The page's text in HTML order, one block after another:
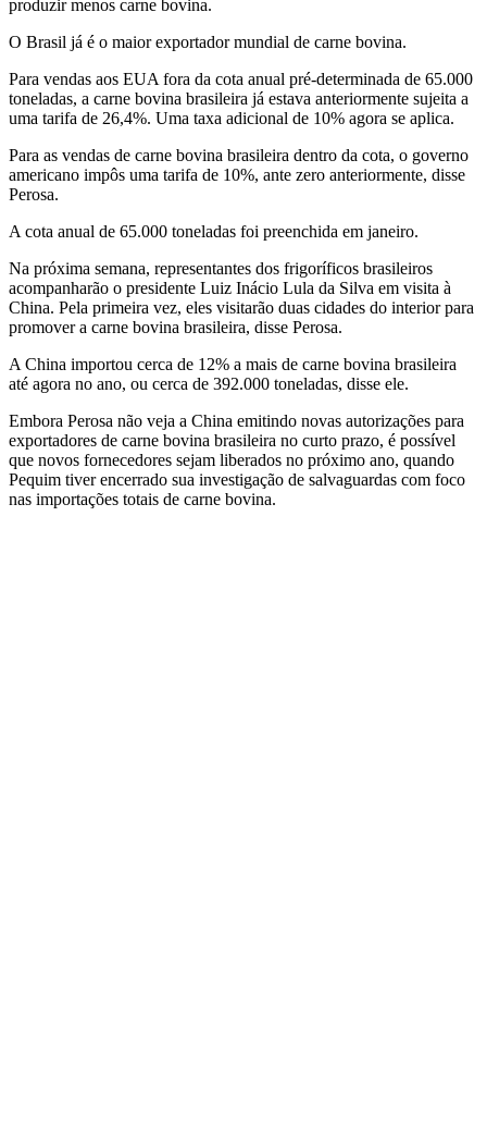
produzir menos carne bovina.
O Brasil já é o maior exportador mundial de carne bovina.
Para vendas aos EUA fora da cota anual pré-determinada de 65.000
toneladas, a carne bovina brasileira já estava anteriormente sujeita a
uma tarifa de 26,4%. Uma taxa adicional de 10% agora se aplica.
Para as vendas de carne bovina brasileira dentro da cota, o governo
americano impôs uma tarifa de 10%, ante zero anteriormente, disse
Perosa.
A cota anual de 65.000 toneladas foi preenchida em janeiro.
Na próxima semana, representantes dos frigoríficos brasileiros
acompanharão o presidente Luiz Inácio Lula da Silva em visita à
China. Pela primeira vez, eles visitarão duas cidades do interior para
promover a carne bovina brasileira, disse Perosa.
A China importou cerca de 12% a mais de carne bovina brasileira
até agora no ano, ou cerca de 392.000 toneladas, disse ele.
Embora Perosa não veja a China emitindo novas autorizações para
exportadores de carne bovina brasileira no curto prazo, é possível
que novos fornecedores sejam liberados no próximo ano, quando
Pequim tiver encerrado sua investigação de salvaguardas com foco
nas importações totais de carne bovina.